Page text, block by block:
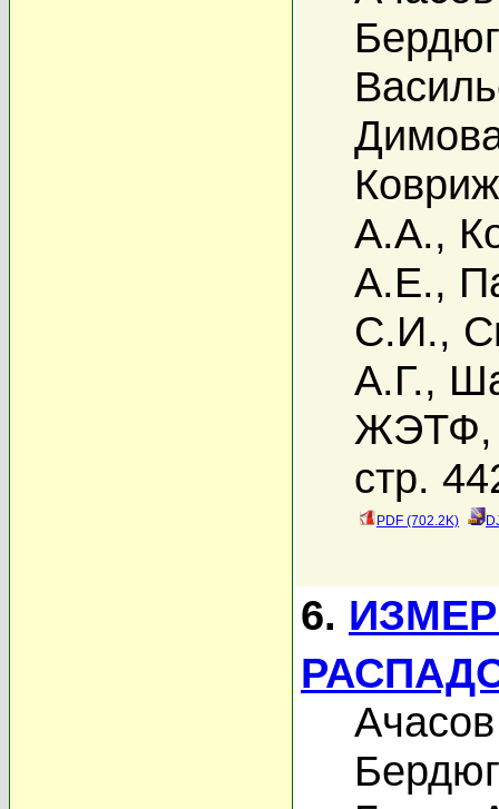
А.А.,
А.Е.,
С.И.,
А.Г.,
ЖЭТФ,
стр.
PDF (702.2K)
6.